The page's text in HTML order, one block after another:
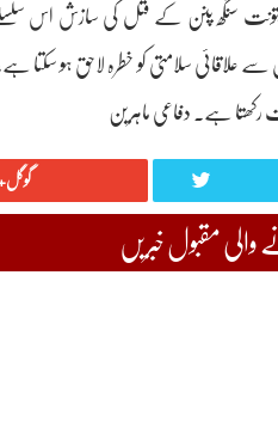
سنگھ پنن کے قتل کی سازش اس
علاقائی سلامتی کو خطرہ لاحق ہو سکتا
ہے۔ دفاعی ماہرین
مقبول خبریں